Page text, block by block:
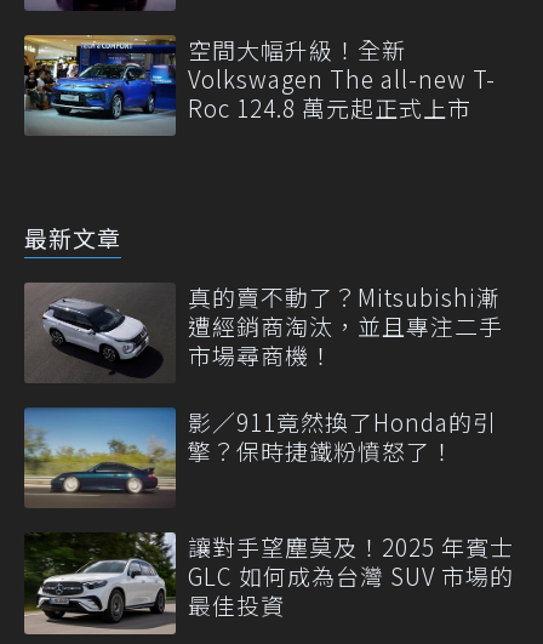
空間大幅升級！全新
Volkswagen The all-new T-
Roc 124.8 萬元起正式上市
最新文章
真的賣不動了？Mitsubishi漸
遭經銷商淘汰，並且專注二手
市場尋商機！
影／911竟然換了Honda的引
擎？保時捷鐵粉憤怒了！
讓對手望塵莫及！2025 年賓士
GLC 如何成為台灣 SUV 市場的
最佳投資